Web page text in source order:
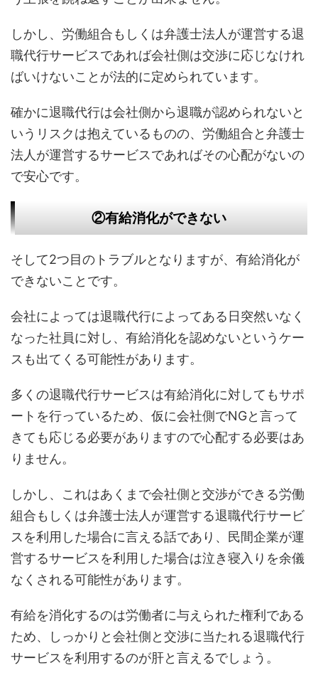
しかし、労働組合もしくは弁護士法人が運営する退
職代行サービスであれば会社側は交渉に応じなけれ
ばいけないことが法的に定められています。
確かに退職代行は会社側から退職が認められないと
いうリスクは抱えているものの、労働組合と弁護士
法人が運営するサービスであればその心配がないの
で安心です。
②有給消化ができない
そして2つ目のトラブルとなりますが、有給消化が
できないことです。
会社によっては退職代行によってある日突然いなく
なった社員に対し、有給消化を認めないというケー
スも出てくる可能性があります。
多くの退職代行サービスは有給消化に対してもサポ
ートを行っているため、仮に会社側でNGと言って
きても応じる必要がありますので心配する必要はあ
りません。
しかし、これはあくまで会社側と交渉ができる労働
組合もしくは弁護士法人が運営する退職代行サービ
スを利用した場合に言える話であり、民間企業が運
営するサービスを利用した場合は泣き寝入りを余儀
なくされる可能性があります。
有給を消化するのは労働者に与えられた権利である
ため、しっかりと会社側と交渉に当たれる退職代行
サービスを利用するのが肝と言えるでしょう。